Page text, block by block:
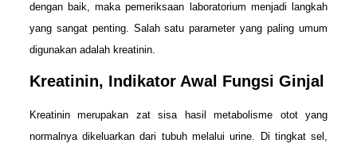
dengan baik, maka pemeriksaan laboratorium menjadi langkah
yang sangat penting. Salah satu parameter yang paling umum
digunakan adalah kreatinin.
Kreatinin, Indikator Awal Fungsi Ginjal
Kreatinin merupakan zat sisa hasil metabolisme otot yang
normalnya dikeluarkan dari tubuh melalui urine. Di tingkat sel,